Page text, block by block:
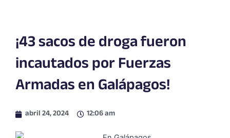
¡43 sacos de droga fueron
incautados por Fuerzas
Armadas en Galápagos!
abril 24, 2024 12:06 am